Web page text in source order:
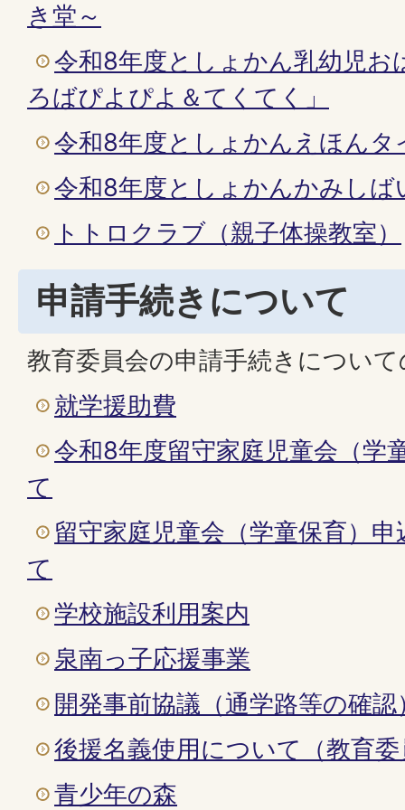
き堂～
令和8年度としょかん乳幼児お
ろばぴよぴよ＆てくてく」
令和8年度としょかんえほんタ
令和8年度としょかんかみしば
トトロクラブ（親子体操教室）
申請手続きについて
教育委員会の申請手続きについ
就学援助費
令和8年度留守家庭児童会（学
て
留守家庭児童会（学童保育）
て
学校施設利用案内
泉南っ子応援事業
開発事前協議（通学路等の確
後援名義使用について（教育
青少年の森